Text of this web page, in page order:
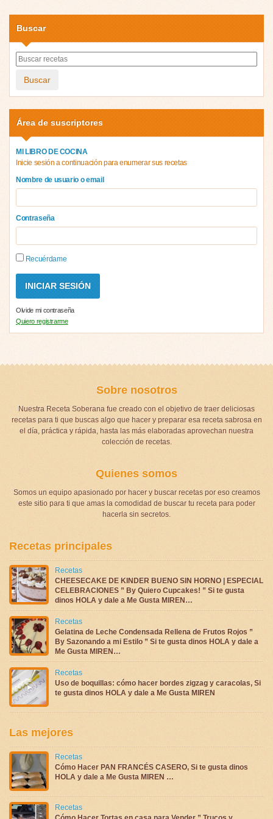
Buscar
Buscar
Área de suscriptores
MI LIBRO DE COCINA
Inicie sesión a continuación para enumerar sus recetas
Nombre de usuario o email
Contraseña
Recuérdame
Olvide mi contraseña
Quiero registrarme
Sobre nosotros
Nuestra Receta Soberana fue creado con el objetivo de traer deliciosas
recetas para ti que buscas algo que hacer y preparar esa receta sabrosa en
el día, práctica y rápida, hasta las más elaboradas aprovechan nuestra
colección de recetas.
Quienes somos
Somos un equipo apasionado por hacer y buscar recetas por eso creamos
este sitio para ti que amas la comodidad de buscar tu receta para poder
hacerla sin secretos.
Recetas principales
Recetas
CHEESECAKE DE KINDER BUENO SIN HORNO | ESPECIAL
CELEBRACIONES ” By Quiero Cupcakes! ” Si te gusta
dinos HOLA y dale a Me Gusta MIREN…
Recetas
Gelatina de Leche Condensada Rellena de Frutos Rojos ”
By Sazonando a mi Estilo ” Si te gusta dinos HOLA y dale a
Me Gusta MIREN…
Recetas
Uso de boquillas: cómo hacer bordes zigzag y caracolas, Si
te gusta dinos HOLA y dale a Me Gusta MIREN
Las mejores
Recetas
Cómo Hacer PAN FRANCÉS CASERO, Si te gusta dinos
HOLA y dale a Me Gusta MIREN …
Recetas